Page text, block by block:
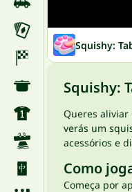
Squishy:
Squishy:
Queres aliviar
verás um
acessórios e
Como
Começa por